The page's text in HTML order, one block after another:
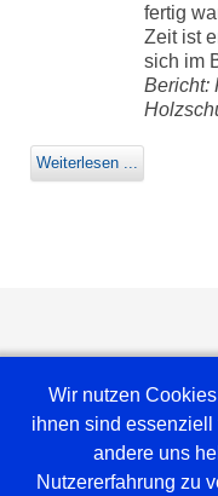
fertig
Zeit ist
sich im
Bericht:
Weiterlesen ...
Wir nutzen
ihnen sind essenziell
andere uns
Nutzererfahrung zu